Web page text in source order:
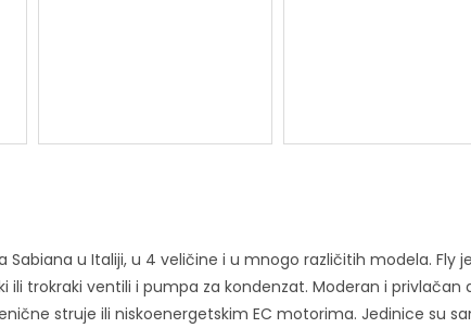
Sabiana u Italiji, u 4 veličine i u mnogo različitih modela.
trokraki ventili i pumpa za kondenzat. Moderan i
struje ili niskoenergetskim EC motorima. Jedinice su